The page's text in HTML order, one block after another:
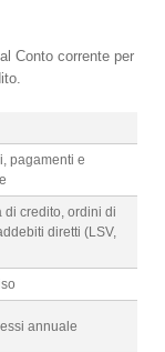
Conto corrente per
pagamenti e
di credito, ordini di
diretti (LSV,
annuale